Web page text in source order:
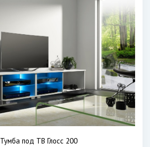
Тумба под ТВ Глосс 200